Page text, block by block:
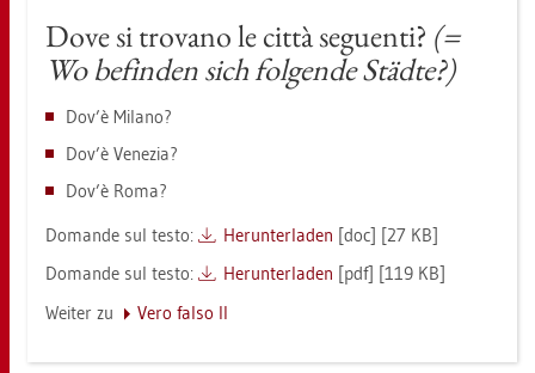
Dove si tro­va­no le città se­guen­ti? (=
Wo be­fin­den sich fol­gen­de Städ­te?)
Dov’è Mi­la­no?
Dov’è Ve­ne­zia?
Dov’è Roma?
Do­man­de sul testo:
Her­un­ter­la­den [doc] [27 KB]
Do­man­de sul testo:
Her­un­ter­la­den [pdf] [119 KB]
Wei­ter zu
Vero falso II